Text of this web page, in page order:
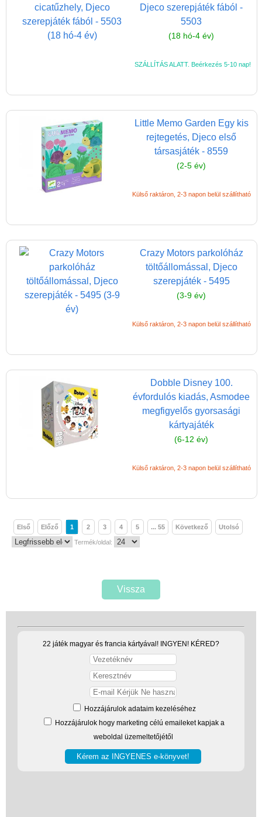
Djeco szerepjáték fából -
5503
(18 hó-4 év)
SZÁLLÍTÁS ALATT. Beérkezés 5-10 nap!
Little Memo Garden Egy kis
rejtegetés, Djeco első
társasjáték - 8559
(2-5 év)
Külső raktáron, 2-3 napon belül szállítható
Crazy Motors parkolóház
töltőállomással, Djeco
szerepjáték - 5495
(3-9 év)
Külső raktáron, 2-3 napon belül szállítható
Dobble Disney 100.
évfordulós kiadás, Asmodee
megfigyelős gyorsasági
kártyajáték
(6-12 év)
Külső raktáron, 2-3 napon belül szállítható
Első Előző 1 2 3 4 5 ... 55 Következő Utolsó
Termék/oldal:
Vissza
22 játék magyar és francia kártyával! INGYEN! KÉRED?
Hozzájárulok adataim kezeléséhez
Hozzájárulok hogy marketing célú emaileket kapjak a
weboldal üzemeltetőjétől